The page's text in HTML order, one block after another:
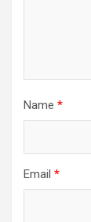
Name *
Email *